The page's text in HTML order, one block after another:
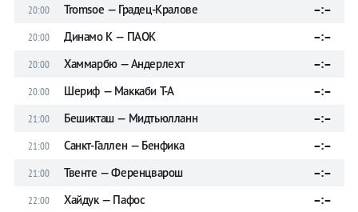
20:00 Tromsoe — Градец-Кралове –:–
20:00 Динамо К — ПАОК –:–
20:00 Хаммарбю — Андерлехт –:–
20:00 Шериф — Маккаби Т-А –:–
21:00 Бешикташ — Мидтьюлланн –:–
21:00 Санкт-Галлен — Бенфика –:–
21:00 Твенте — Ференцварош –:–
22:00 Хайдук — Пафос –:–